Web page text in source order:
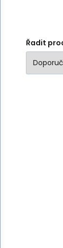
Řadit